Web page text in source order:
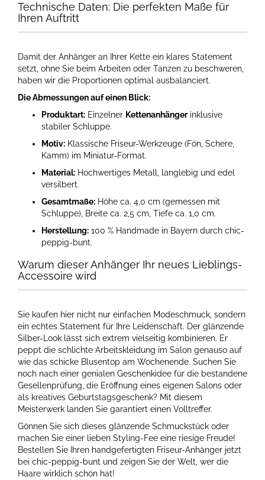
Technische Daten: Die perfekten Maße für
Ihren Auftritt
Damit der Anhänger an Ihrer Kette ein klares Statement
setzt, ohne Sie beim Arbeiten oder Tanzen zu beschweren,
haben wir die Proportionen optimal ausbalanciert.
Die Abmessungen auf einen Blick:
Produktart: Einzelner Kettenanhängerinklusive
stabiler Schluppe.
Motiv: Klassische Friseur-Werkzeuge (Fön, Schere,
Kamm) im Miniatur-Format.
Material: Hochwertiges Metall, langlebig und edel
versilbert.
Gesamtmaße: Höhe ca. 4,0 cm (gemessen mit
Schluppe), Breite ca. 2,5 cm, Tiefe ca. 1,0 cm.
Herstellung: 100 % Handmade in Bayern durch chic-
peppig-bunt.
Warum dieser Anhänger Ihr neues Lieblings-
Accessoire wird
Sie kaufen hier nicht nur einfachen Modeschmuck, sondern
ein echtes Statement für Ihre Leidenschaft. Der glänzende
Silber-Look lässt sich extrem vielseitig kombinieren. Er
peppt die schlichte Arbeitskleidung im Salon genauso auf
wie das schicke Blusentop am Wochenende. Suchen Sie
noch nach einer genialen Geschenkidee für die bestandene
Gesellenprüfung, die Eröffnung eines eigenen Salons oder
als kreatives Geburtstagsgeschenk? Mit diesem
Meisterwerk landen Sie garantiert einen Volltreffer.
Gönnen Sie sich dieses glänzende Schmuckstück oder
machen Sie einer lieben Styling-Fee eine riesige Freude!
Bestellen Sie Ihren handgefertigten Friseur-Anhänger jetzt
bei chic-peppig-bunt und zeigen Sie der Welt, wer die
Haare wirklich schön hat!